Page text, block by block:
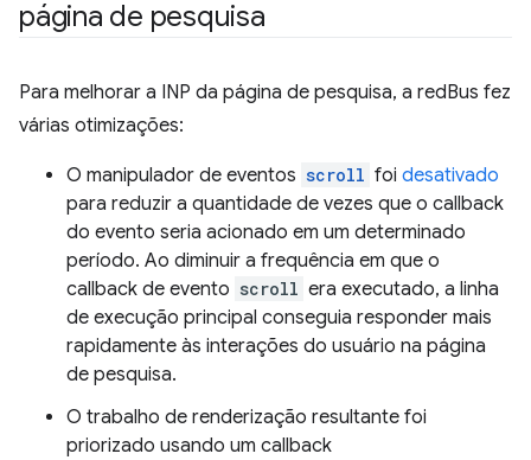
página de pesquisa
Para melhorar a INP da página de pesquisa, a redBus fez
várias otimizações:
O manipulador de eventos scroll foi desativado
para reduzir a quantidade de vezes que o callback
do evento seria acionado em um determinado
período. Ao diminuir a frequência em que o
callback de evento scroll era executado, a linha
de execução principal conseguia responder mais
rapidamente às interações do usuário na página
de pesquisa.
O trabalho de renderização resultante foi
priorizado usando um callback